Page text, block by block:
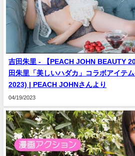
吉田朱里 - 【PEACH JOHN BEAUTY
田朱里「美しいハダカ」コラボアイテ
2023) | PEACH JOHNさんより
04/19/2023